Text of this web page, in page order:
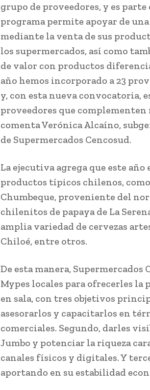
grupo de proveedores, y es parte
programa permite apoyar de
mediante la venta de sus
los supermercados, así como
de valor con productos
año hemos incorporado a 23
y, con esta nueva convocatoria,
proveedores que
comenta Verónica Alcaíno,
de Supermercados Cencosud.
La ejecutiva agrega que este
productos típicos chilenos,
Chumbeque, proveniente del
chilenitos de papaya de La
amplia variedad de cervezas
Chiloé, entre otros.
De esta manera, Supermercados
Mypes locales para ofrecerles
en sala, con tres objetivos
asesorarlos y capacitarlos en
comerciales. Segundo, darles
Jumbo y potenciar la riqueza
canales físicos y digitales. Y
aportando en su estabilidad